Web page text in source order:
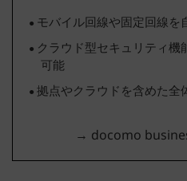
モバイル回線や固定回線を
クラウド型セキュリティ機
可能
拠点やクラウドを含めた全
→ docomo